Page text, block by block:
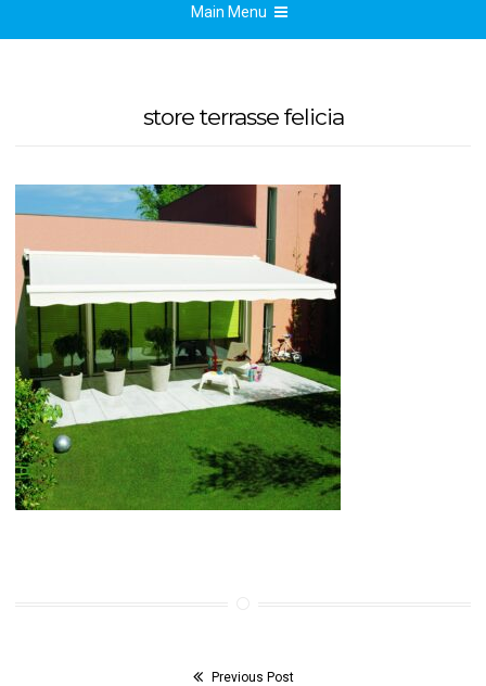
Main Menu
store terrasse felicia
Previous Post